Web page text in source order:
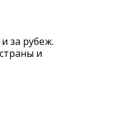
за рубеж.
и